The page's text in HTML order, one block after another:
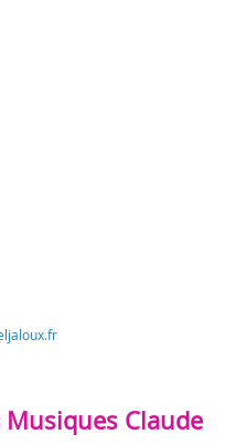
Claude